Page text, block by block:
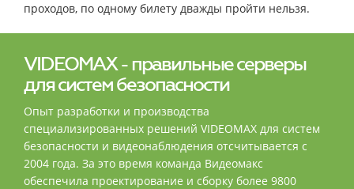
проходов, по одному билету дважды пройти нельзя.
VIDEOMAX - правильные серверы
для систем безопасности
Опыт разработки и производства
специализированных решений VIDEOMAX для систем
безопасности и видеонаблюдения отсчитывается с
2004 года. За это время команда Видеомакс
обеспечила проектирование и сборку более 9800